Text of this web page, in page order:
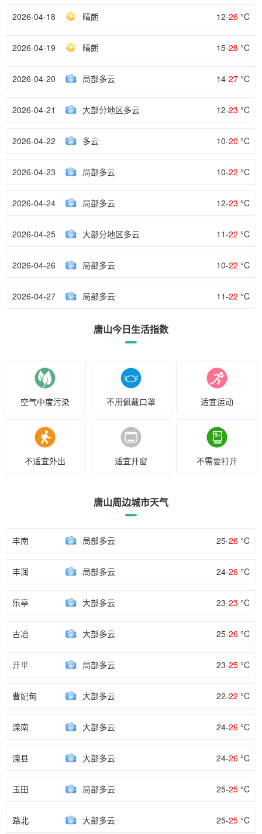
2026-04-18 晴朗 12-26 °C
2026-04-19 晴朗 15-28 °C
2026-04-20 局部多云 14-27 °C
2026-04-21 大部分地区多云 12-23 °C
2026-04-22 多云 10-20 °C
2026-04-23 局部多云 10-22 °C
2026-04-24 局部多云 12-23 °C
2026-04-25 大部分地区多云 11-22 °C
2026-04-26 局部多云 10-22 °C
2026-04-27 局部多云 11-22 °C
唐山今日生活指数
空气中度污染 不用佩戴口罩 适宜运动
不适宜外出 适宜开窗 不需要打开
唐山周边城市天气
丰南 局部多云 25-26 °C
丰润 局部多云 24-26 °C
乐亭 大部多云 23-23 °C
古冶 大部多云 25-26 °C
开平 局部多云 23-25 °C
曹妃甸 大部多云 22-22 °C
滦南 大部多云 24-26 °C
滦县 大部多云 24-26 °C
玉田 局部多云 25-25 °C
路北 大部多云 25-25 °C